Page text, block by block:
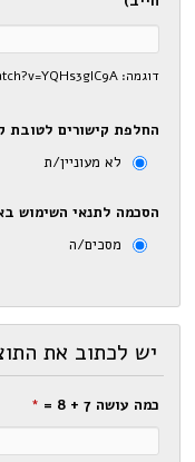
דוגמה: https://www.youtube.com/watch?v=YQHs3glC9A
החלפת קישורים לטובת
לא מעוניין/ת
הסכמה לתנאי השימוש
מסכים/ה
יש לכתוב את
כמה עושה 7 + 8 = *